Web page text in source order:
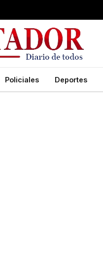
Policiales Deportes